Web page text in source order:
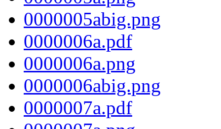
0000005abig.png
0000006a.pdf
0000006a.png
0000006abig.png
0000007a.pdf